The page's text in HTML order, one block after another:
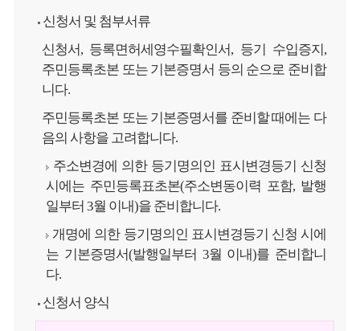
신청서 및 첨부서류
신청서, 등록면허세영수필확인서, 등기 수입증지,
주민등록초본 또는 기본증명서 등의 순으로 준비합
니다.
주민등록초본 또는 기본증명서를 준비할 때에는 다
음의 사항을 고려합니다.
주소변경에 의한 등기명의인 표시변경등기 신청
시에는 주민등록표초본(주소변동이력 포함, 발행
일부터 3월 이내)을 준비합니다.
개명에 의한 등기명의인 표시변경등기 신청 시에
는 기본증명서(발행일부터 3월 이내)를 준비합니
다.
신청서 양식